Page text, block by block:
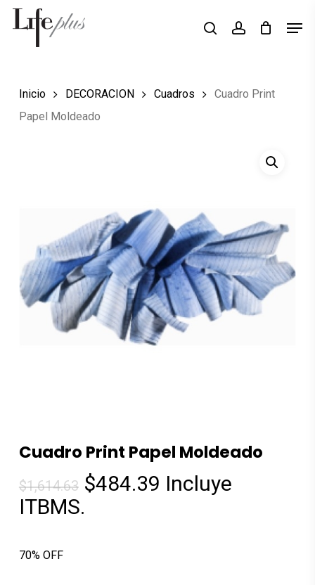
Skip
Búsqueda
productos
searchaccount
Inicio DECORACION Cuadros
Cuadro Print
Papel Moldeado
Cuadro Print Papel Moldeado
$1,614.63 El
$484.39 El
Incluye
ITBMS.
70% OFF